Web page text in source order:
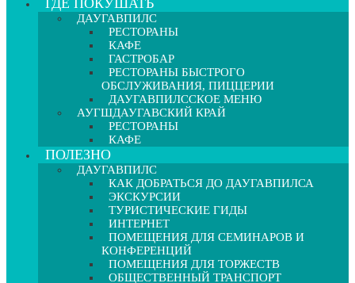
ГДЕ ПОКУШАТЬ
ДАУГАВПИЛС
РЕСТОРАНЫ
КАФЕ
ГАСТРОБАР
РЕСТОРАНЫ БЫСТРОГО
ОБСЛУЖИВАНИЯ, ПИЦЦЕРИИ
ДАУГАВПИЛССКОЕ МЕНЮ
АУГШДАУГАВСКИЙ КРАЙ
РЕСТОРАНЫ
КАФЕ
ПОЛЕЗНО
ДАУГАВПИЛС
КАК ДОБРАТЬСЯ ДО ДАУГАВПИЛСА
ЭКСКУРСИИ
ТУРИСТИЧЕСКИЕ ГИДЫ
ИНТЕРНЕТ
ПОМЕЩЕНИЯ ДЛЯ СЕМИНАРОВ И
КОНФЕРЕНЦИЙ
ПОМЕЩЕНИЯ ДЛЯ ТОРЖЕСТВ
ОБЩЕСТВЕННЫЙ ТРАНСПОРТ